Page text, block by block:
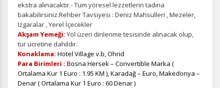
Tercihleri Kaydet
ekstra alınacaktır.-Tüm yöresel lezzetlerin tadına
bakabilirsiniz.Rehber Tavsiyesi : Deniz Mahsulleri , Mezeler,
Izgaralar , Yerel İçecekler
Akşam Yemeği: Yol üzeri dinlenme tesisinde alınacak olup,
tur ücretine dahildir.
Konaklama: Hotel Village v.b, Ohrid
Para Birimleri : Bosna Hersek – Convertible Marka (
Ortalama Kur 1 Euro : 1.95 KM ), Karadağ – Euro, Makedonya –
Denar ( Ortalama Kur 1 Euro : 60 Denar )